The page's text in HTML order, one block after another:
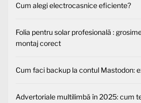
Cum alegi electrocasnice eficiente?
Folia pentru solar profesională :
montaj corect
Cum faci backup la contul Mastodon:
Advertoriale multilimbă în 2025: cum